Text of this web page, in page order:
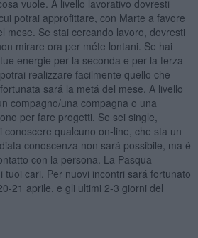
vuole. A livello lavorativo dovresti
potrai approfittare, con Marte a favore
mese. Se stai cercando lavoro, dovresti
mirare ora per méte lontani. Se hai
energie per la seconda e per la terza
realizzare facilmente quello che
sará la metá del mese. A livello
compagno/una compagna o una
per fare progetti. Se sei single,
conoscere qualcuno on-line, che sta un
conoscenza non sará possibile, ma é
con la persona. La Pasqua
tuoi cari. Per nuovi incontri sará fortunato
21 aprile, e gli ultimi 2-3 giorni del